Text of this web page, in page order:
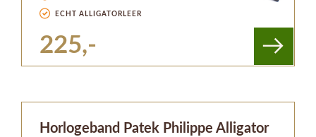
ECHT ALLIGATORLEER
225,-
Horlogeband Patek Philippe Alligator